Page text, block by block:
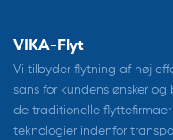
VIKA-Flyt
Vi tilbyder flytning af høj
sans for kundens ønsker og
de traditionelle
teknologier indenfor